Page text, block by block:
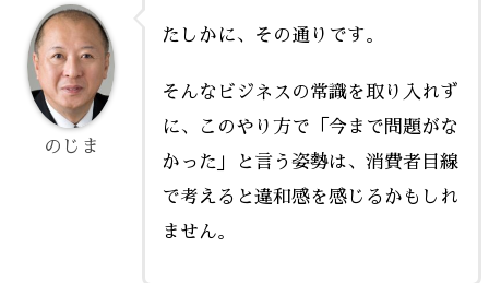
たしかに、その通りです。
そんなビジネスの常識を取り入れず
に、このやり方で「今まで問題がな
かった」と言う姿勢は、消費者目線
で考えると違和感を感じるかもしれ
ません。
のじま